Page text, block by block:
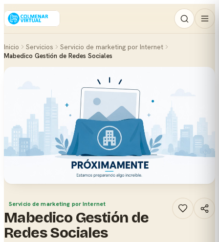
Inicio Servicios
Servicio de marketing por Internet
Mabedico Gestión de Redes Sociales
Servicio de marketing por Internet
Mabedico Gestión de
Redes Sociales